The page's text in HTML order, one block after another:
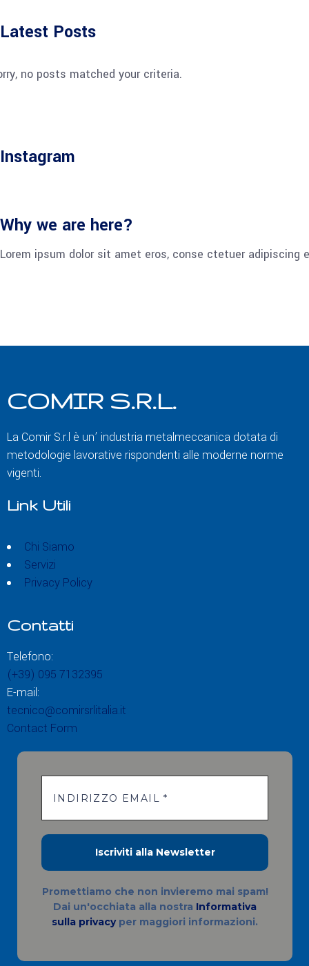
Latest Posts
no posts matched your criteria.
Instagram
Why we are here?
Lorem ipsum dolor sit amet eros, conse ctetuer adipiscing
COMIR S.R.L.
La Comir S.r.l è un’ industria metalmeccanica dotata di
metodologie lavorative rispondenti alle moderne norme
vigenti.
Link Utili
Chi Siamo
Servizi
Privacy Policy
Contatti
Telefono:
(+39) 095 7132395
E-mail:
tecnico@comirsrlitalia.it
Contact Form
Promettiamo che non invieremo mai spam!
Dai un'occhiata alla nostra Informativa
sulla privacyper maggiori informazioni.